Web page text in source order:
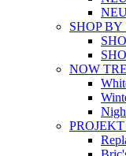
SHOP
NOW